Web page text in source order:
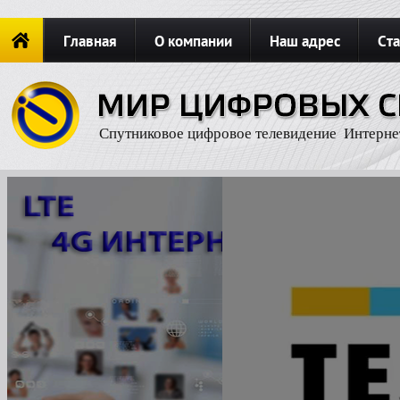
Главная О компании Наш адрес
Новости Карта сайта
Спутниковое цифровое телевидение